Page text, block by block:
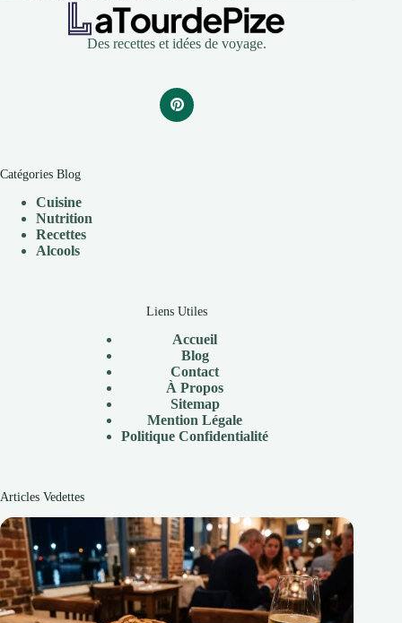
Des recettes et idées de voyage.
Catégories Blog
Cuisine
Nutrition
Recettes
Alcools
Liens Utiles
Accueil
Blog
Contact
À Propos
Sitemap
Mention Légale
Politique Confidentialité
Articles Vedettes